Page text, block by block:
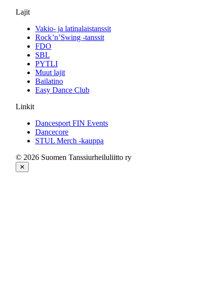
Lajit
Vakio- ja latinalaistanssit
Rock’n’Swing -tanssit
FDO
SBL
PYTLI
Muut lajit
Bailatino
Easy Dance Club
Linkit
Dancesport FIN Events
Dancecore
STUL Merch -kauppa
© 2026 Suomen Tanssiurheiluliitto ry
✕